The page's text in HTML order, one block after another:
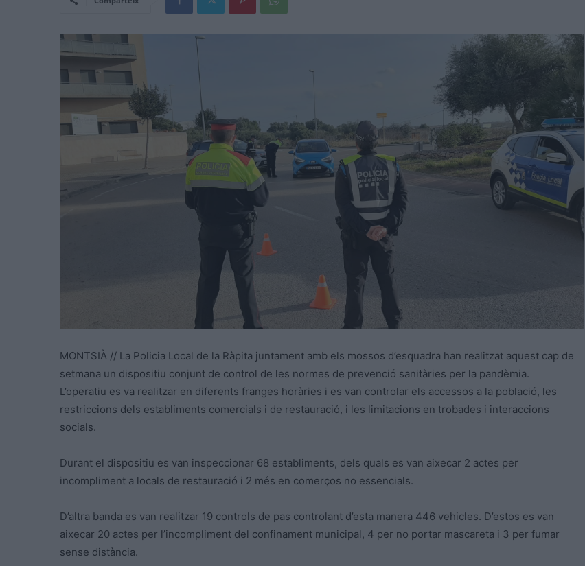
MONTSIÀ // La Policia Local de la Ràpita juntament amb els mossos d’esquadra han realitzat aquest cap de
setmana un dispositiu conjunt de control de les normes de prevenció sanitàries per la pandèmia.
L’operatiu es va realitzar en diferents franges horàries i es van controlar els accessos a la població, les
restriccions dels establiments comercials i de restauració, i les limitacions en trobades i interaccions
socials.
Durant el dispositiu es van inspeccionar 68 establiments, dels quals es van aixecar 2 actes per
incompliment a locals de restauració i 2 més en comerços no essencials.
D’altra banda es van realitzar 19 controls de pas controlant d’esta manera 446 vehicles. D’estos es van
aixecar 20 actes per l’incompliment del confinament municipal, 4 per no portar mascareta i 3 per fumar
sense distància.